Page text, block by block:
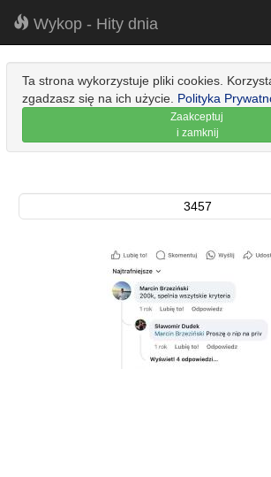
Wykop - Hity dnia
Ta strona wykorzystuje pliki cookies.
zgadzasz się na ich użycie. Polityka
Zaakceptuj
i zamknij
3457